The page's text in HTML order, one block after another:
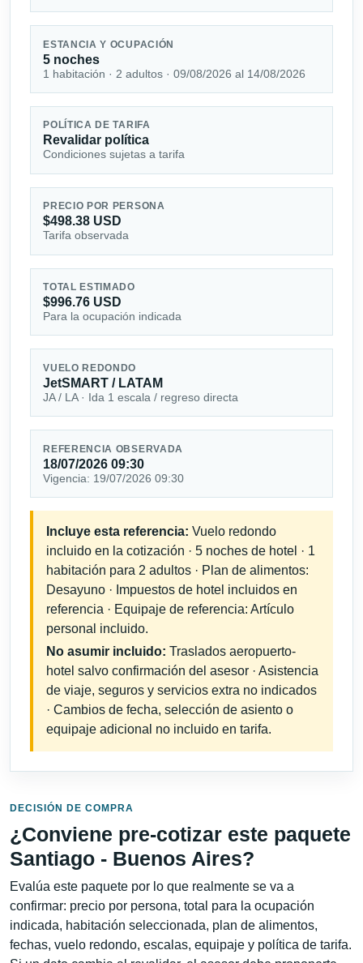
ESTANCIA Y OCUPACIÓN
5 noches
1 habitación · 2 adultos · 09/08/2026 al 14/08/2026
POLÍTICA DE TARIFA
Revalidar política
Condiciones sujetas a tarifa
PRECIO POR PERSONA
$498.38 USD
Tarifa observada
TOTAL ESTIMADO
$996.76 USD
Para la ocupación indicada
VUELO REDONDO
JetSMART / LATAM
JA / LA · Ida 1 escala / regreso directa
REFERENCIA OBSERVADA
18/07/2026 09:30
Vigencia: 19/07/2026 09:30
Incluye esta referencia: Vuelo redondo
incluido en la cotización · 5 noches de hotel · 1
habitación para 2 adultos · Plan de alimentos:
Desayuno · Impuestos de hotel incluidos en
referencia · Equipaje de referencia: Artículo
personal incluido.
No asumir incluido: Traslados aeropuerto-
hotel salvo confirmación del asesor · Asistencia
de viaje, seguros y servicios extra no indicados
· Cambios de fecha, selección de asiento o
equipaje adicional no incluido en tarifa.
DECISIÓN DE COMPRA
¿Conviene pre-cotizar este paquete
Santiago - Buenos Aires?
Evalúa este paquete por lo que realmente se va a
confirmar: precio por persona, total para la ocupación
indicada, habitación seleccionada, plan de alimentos,
fechas, vuelo redondo, escalas, equipaje y política de tarifa.